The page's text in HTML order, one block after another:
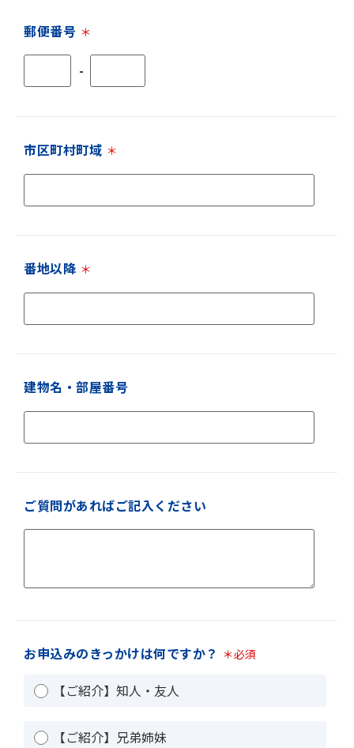
郵便番号 ＊
-
市区町村町域 ＊
番地以降 ＊
建物名・部屋番号
ご質問があればご記入ください
お申込みのきっかけは何ですか？ ＊必須
【ご紹介】知人・友人
【ご紹介】兄弟姉妹